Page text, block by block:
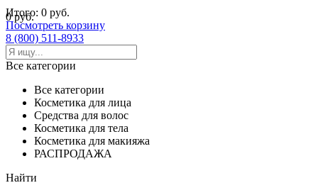
0 руб.
Итого: 0 руб.
Посмотреть корзину
8 (800) 511-8933
Все категории
Все категории
Косметика для лица
Средства для волос
Косметика для тела
Косметика для макияжа
РАСПРОДАЖА
Найти